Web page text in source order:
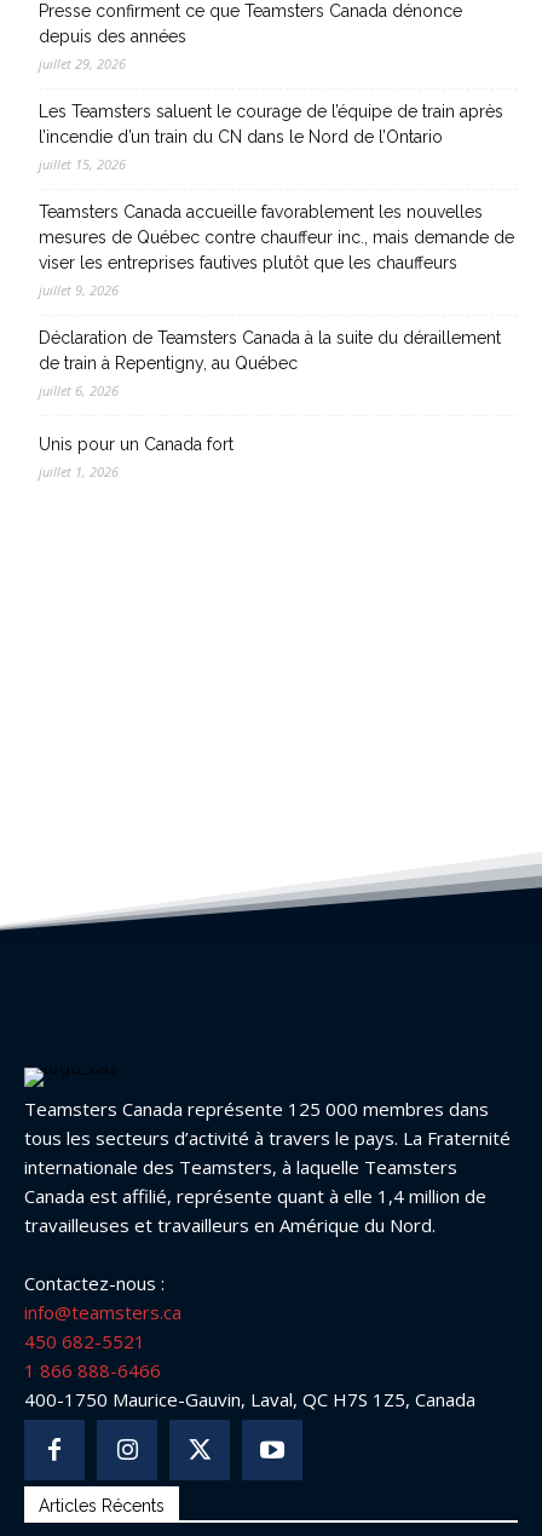
Presse confirment ce que Teamsters Canada dénonce
depuis des années
juillet 29, 2026
Les Teamsters saluent le courage de l’équipe de train après
l’incendie d’un train du CN dans le Nord de l’Ontario
juillet 15, 2026
Teamsters Canada accueille favorablement les nouvelles
mesures de Québec contre chauffeur inc., mais demande de
viser les entreprises fautives plutôt que les chauffeurs
juillet 9, 2026
Déclaration de Teamsters Canada à la suite du déraillement
de train à Repentigny, au Québec
juillet 6, 2026
Unis pour un Canada fort
juillet 1, 2026
Teamsters Canada représente 125 000 membres dans
tous les secteurs d’activité à travers le pays. La Fraternité
internationale des Teamsters, à laquelle Teamsters
Canada est affilié, représente quant à elle 1,4 million de
travailleuses et travailleurs en Amérique du Nord.
Contactez-nous :
info@teamsters.ca
450 682-5521
1 866 888-6466
400-1750 Maurice-Gauvin, Laval, QC H7S 1Z5, Canada
Articles Récents